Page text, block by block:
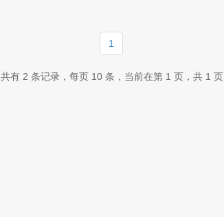
1
共有 2 条记录，每页 10 条，当前在第 1 页，共 1 页